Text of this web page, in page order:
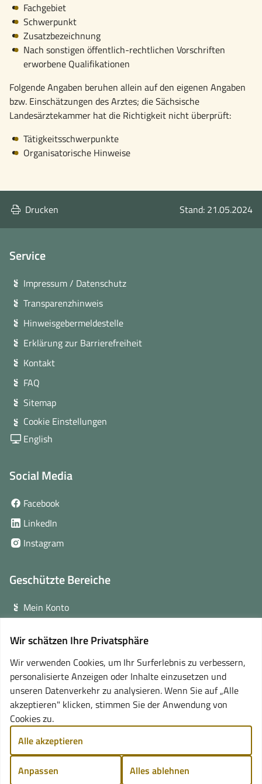
Wir schätzen Ihre Privatsphäre
Wir verwenden Cookies, um Ihr Surferlebnis zu verbessern,
personalisierte Anzeigen oder Inhalte einzusetzen und
unseren Datenverkehr zu analysieren. Wenn Sie auf „Alle
akzeptieren" klicken, stimmen Sie der Anwendung von
Cookies zu.
Anpassen Alles ablehnen
Alle akzeptieren
Fachgebiet
Schwerpunkt
Zusatzbezeichnung
Nach sonstigen öffentlich-rechtlichen Vorschriften
erworbene Qualifikationen
Folgende Angaben beruhen allein auf den eigenen Angaben
bzw. Einschätzungen des Arztes; die Sächsische
Landesärztekammer hat die Richtigkeit nicht überprüft:
Tätigkeitsschwerpunkte
Organisatorische Hinweise
Drucken Stand: 21.05.2024
Service
Impressum / Datenschutz
Transparenzhinweis
Hinweisgebermeldestelle
Erklärung zur Barrierefreiheit
Kontakt
FAQ
Sitemap
Cookie Einstellungen
English
Social Media
Facebook
Fenster)
LinkedIn
neuem
Instagram(öffnet
Fenster)
Geschützte Bereiche
Mein Konto
Online-Lernplattform(öffnet
in
neuem
Fenster)
Partner